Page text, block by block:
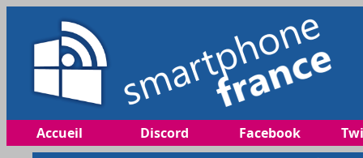
Accueil Discord Facebook